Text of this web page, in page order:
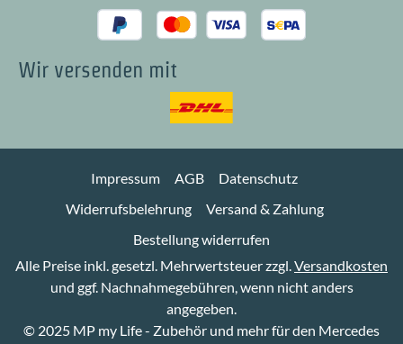
Wir versenden mit
Impressum AGB
Datenschutz
Widerrufsbelehrung
Versand & Zahlung
Bestellung widerrufen
Alle Preise inkl. gesetzl. Mehrwertsteuer zzgl.Versandkosten
und ggf. Nachnahmegebühren, wenn nicht anders
angegeben.
© 2025 MP my Life - Zubehör und mehr für den Mercedes